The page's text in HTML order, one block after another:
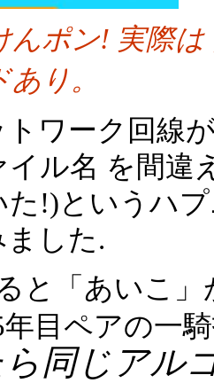
んポン! 実際
り。
トワーク回線
ル名 を間違
た!)というハ
した.
と「あいこ
目ペアの一
ら同じアル